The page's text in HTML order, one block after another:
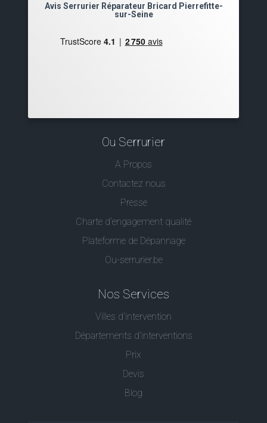
Avis Serrurier Réparateur Bricard Pierrefitte-
sur-Seine
Ou Serrurier
A Propos
Contactez nous
Presse
Charte d’engagement qualité
Plateforme de Dépannage
Ou-serrurier.be
Nos Services
Villes d'intervention
Départements d'interventions
Prix
Devis
Blog